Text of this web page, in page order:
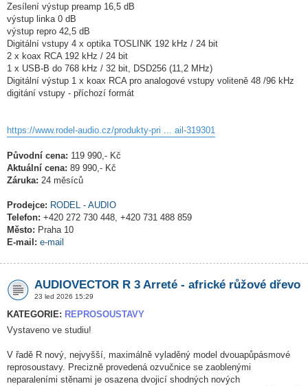
Zesílení výstup preamp 16,5 dB
výstup linka 0 dB
výstup repro 42,5 dB
Digitální vstupy 4 x optika TOSLINK 192 kHz / 24 bit
2 x koax RCA 192 kHz / 24 bit
1 x USB-B do 768 kHz / 32 bit, DSD256 (11,2 MHz)
Digitální výstup 1 x koax RCA pro analogové vstupy voliteně 48 /96 kHz
digitání vstupy - příchozí formát
https://www.rodel-audio.cz/produkty-pri ... ail-319301
Původní cena: 119 990,- Kč
Aktuální cena: 89 990,- Kč
Záruka: 24 měsíců
Prodejce: RODEL - AUDIO
Telefon: +420 272 730 448, +420 731 488 859
Město: Praha 10
E-mail: e-mail
AUDIOVECTOR R 3 Arreté - africké růžové dřevo
23 led 2026 15:29
KATEGORIE: REPROSOUSTAVY
Vystaveno ve studiu!
V řadě R nový, nejvyšší, maximálně vyladěný model dvouapůpásmové
reprosoustavy. Precizně provedená ozvučnice se zaoblenými
neparaleními stěnami je osazena dvojicí shodných nových